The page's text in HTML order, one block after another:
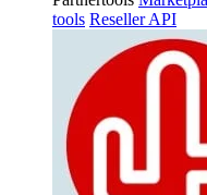
tools Reseller API